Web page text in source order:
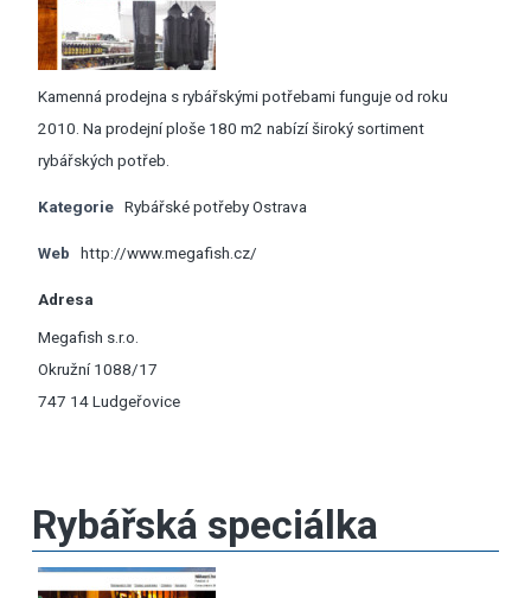
Kamenná prodejna s rybářskými potřebami funguje od roku
2010. Na prodejní ploše 180 m2 nabízí široký sortiment
rybářských potřeb.
Kategorie Rybářské potřeby Ostrava
Web http://www.megafish.cz/
Adresa
Megafish s.r.o.
Okružní 1088/17
747 14 Ludgeřovice
Rybářská speciálka